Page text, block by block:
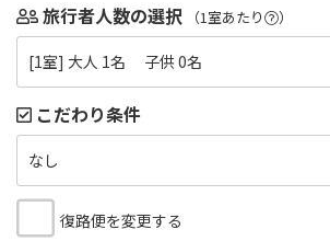
旅行者人数の選択 （1室あたり ）
[1室] 大人 1名 子供 0名
こだわり条件
なし
復路便を変更する